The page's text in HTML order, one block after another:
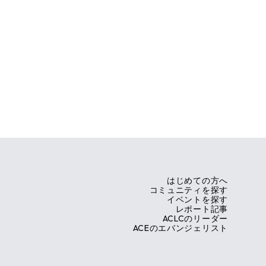
はじめての方へ
コミュニティを探す
イベントを探す
レポート記事
ACLCのリーダー
ACEのエバンジェリスト